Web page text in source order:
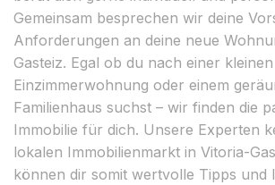
Gemeinsam besprechen wir deine
Anforderungen an deine neue
Gasteiz. Egal ob du nach einer kleinen
Einzimmerwohnung oder einem
Familienhaus suchst – wir finden die
Immobilie für dich. Unsere Experten
lokalen Immobilienmarkt in Vitoria-
können dir somit wertvolle Tipps und